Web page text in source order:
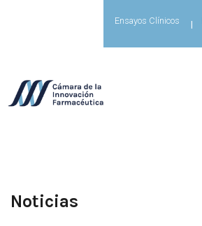
Ensayos Clínicos
Noticias